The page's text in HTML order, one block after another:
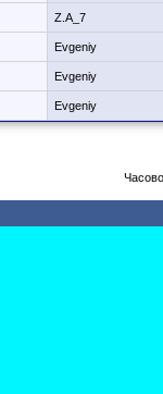
Z.A_7
Evgeniy
Evgeniy
Evgeniy